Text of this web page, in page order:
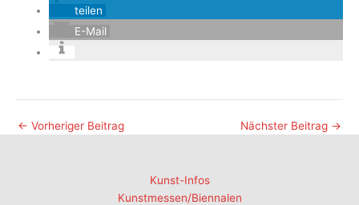
teilen
E-Mail
← Vorheriger Beitrag Nächster Beitrag →
Kunst-Infos
Kunstmessen/Biennalen